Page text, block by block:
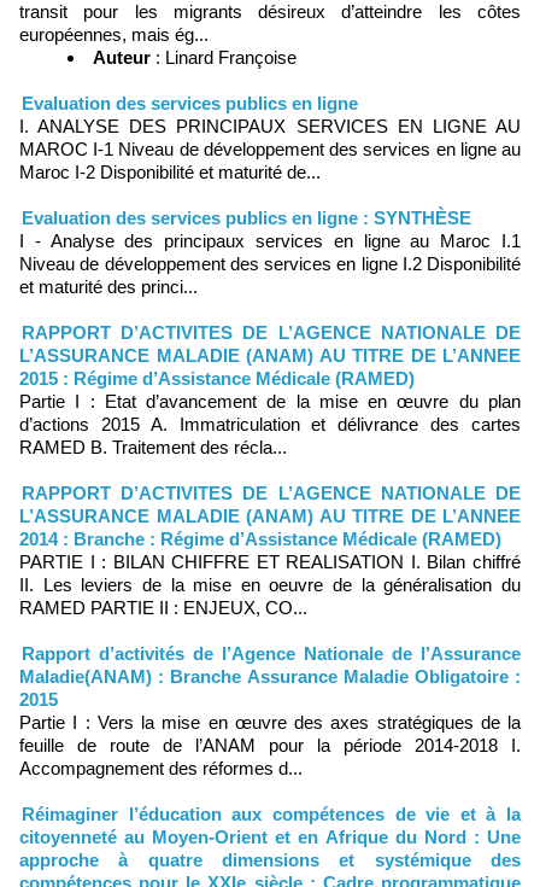
transit pour les migrants désireux d’atteindre les côtes
européennes, mais ég...
Auteur : Linard Françoise
Evaluation des services publics en ligne
I. ANALYSE DES PRINCIPAUX SERVICES EN LIGNE AU
MAROC I-1 Niveau de développement des services en ligne au
Maroc I-2 Disponibilité et maturité de...
Evaluation des services publics en ligne : SYNTHÈSE
I - Analyse des principaux services en ligne au Maroc I.1
Niveau de développement des services en ligne I.2 Disponibilité
et maturité des princi...
RAPPORT D’ACTIVITES DE L’AGENCE NATIONALE DE
L’ASSURANCE MALADIE (ANAM) AU TITRE DE L’ANNEE
2015 : Régime d’Assistance Médicale (RAMED)
Partie I : Etat d’avancement de la mise en œuvre du plan
d’actions 2015 A. Immatriculation et délivrance des cartes
RAMED B. Traitement des récla...
RAPPORT D’ACTIVITES DE L’AGENCE NATIONALE DE
L’ASSURANCE MALADIE (ANAM) AU TITRE DE L’ANNEE
2014 : Branche : Régime d’Assistance Médicale (RAMED)
PARTIE I : BILAN CHIFFRE ET REALISATION I. Bilan chiffré
II. Les leviers de la mise en oeuvre de la généralisation du
RAMED PARTIE II : ENJEUX, CO...
Rapport d’activités de l’Agence Nationale de l’Assurance
Maladie(ANAM) : Branche Assurance Maladie Obligatoire :
2015
Partie I : Vers la mise en œuvre des axes stratégiques de la
feuille de route de l’ANAM pour la période 2014-2018 I.
Accompagnement des réformes d...
Réimaginer l’éducation aux compétences de vie et à la
citoyenneté au Moyen-Orient et en Afrique du Nord : Une
approche à quatre dimensions et systémique des
compétences pour le XXIe siècle : Cadre programmatique